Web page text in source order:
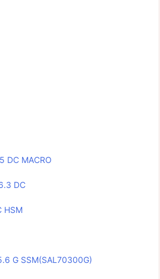
DC MACRO
DC
HSM
G SSM(SAL70300G)